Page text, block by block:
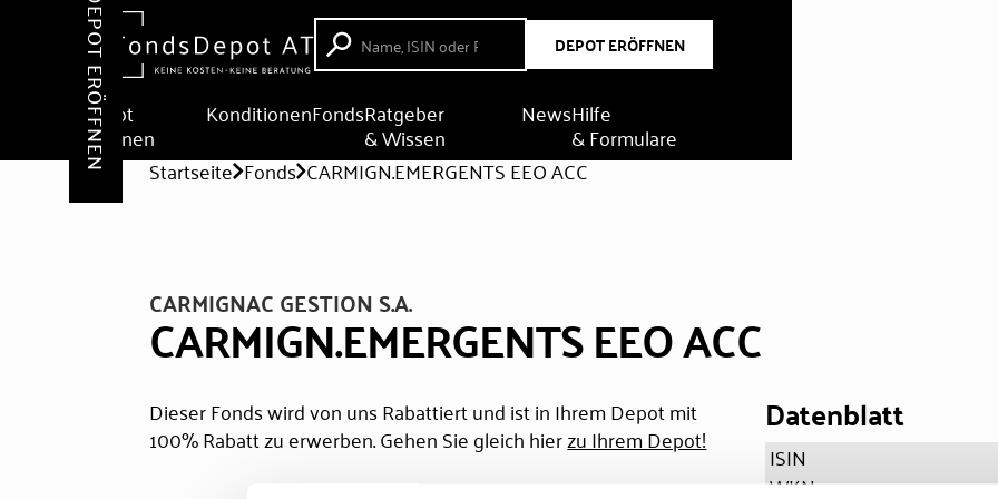
DEPOT ERÖFFNEN
Depot
eröffnen
KonditionenFondsRatgeber
& Wissen
NewsHilfe
& Formulare
DEPOT ERÖFFNEN Startseite Fonds CARMIGN.EMERGENTS EEO ACC
CARMIGNAC GESTION S.A.
CARMIGN.EMERGENTS EEO ACC
Dieser Fonds wird von uns Rabattiert und ist in Ihrem Depot mit
100% Rabatt zu erwerben. Gehen Sie gleich hierzu Ihrem Depot! Datenblatt
ISIN
WKN